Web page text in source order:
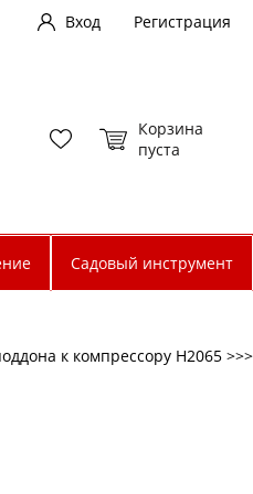
Вход
Регистрация
Корзина
пуста
Садовый инструмент
к компрессору H2065 >>>